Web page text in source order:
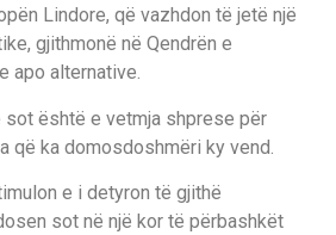
Lindore, që vazhdon të jetë një
gjithmonë në Qendrën e
apo alternative.
është e vetmja shprese për
që ka domosdoshmëri ky vend.
e i detyron të gjithë
sot në një kor të përbashkët